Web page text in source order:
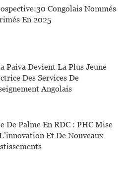
Congolais Nommés
En 2025
Paiva Devient La Plus Jeune
Des Services De
Angolais
De Palme En RDC : PHC Mise
Et De Nouveaux